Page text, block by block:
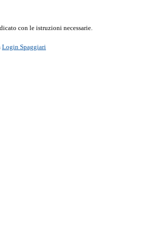
con le istruzioni necessarie.
Login Spaggiari